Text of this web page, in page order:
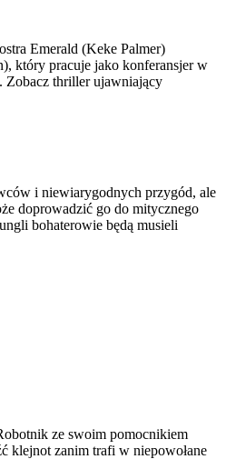
Emerald (Keke Palmer)
który pracuje jako konferansjer w
Zobacz thriller ujawniający
i niewiarygodnych przygód, ale
doprowadzić go do mitycznego
bohaterowie będą musieli
ze swoim pomocnikiem
klejnot zanim trafi w niepowołane